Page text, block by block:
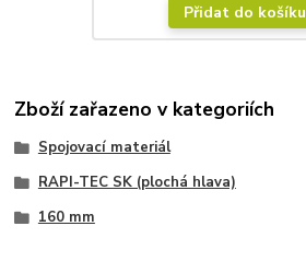
Přidat do košíku
Zboží zařazeno v kategoriích
Spojovací materiál
RAPI-TEC SK (plochá hlava)
160 mm